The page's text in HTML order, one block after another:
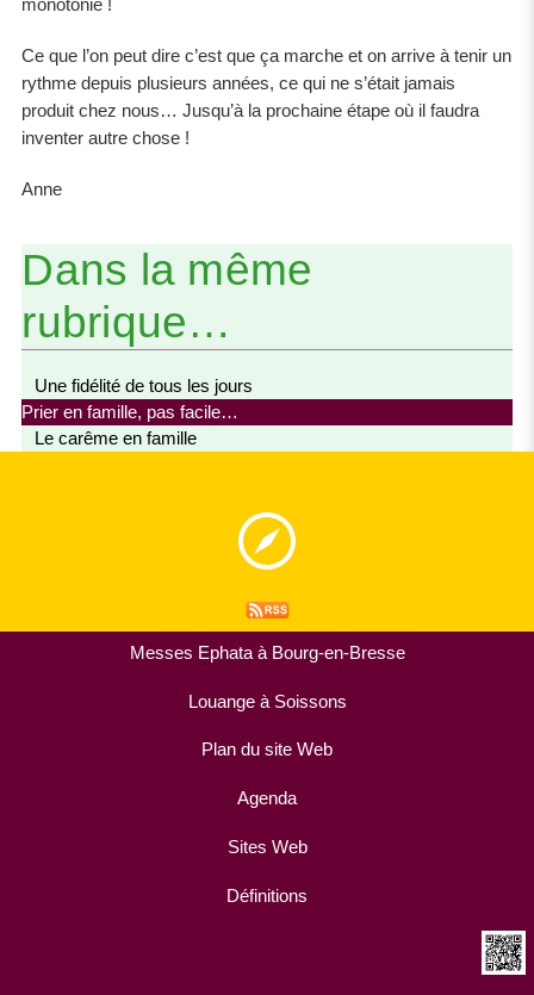
monotonie !
Ce que l’on peut dire c’est que ça marche et on arrive à tenir un
rythme depuis plusieurs années, ce qui ne s’était jamais
produit chez nous… Jusqu’à la prochaine étape où il faudra
inventer autre chose !
Anne
Dans la même
rubrique…
Une fidélité de tous les jours
Prier en famille, pas facile…
Le carême en famille
Messes Ephata à Bourg-en-Bresse
Louange à Soissons
Plan du site Web
Agenda
Sites Web
Définitions